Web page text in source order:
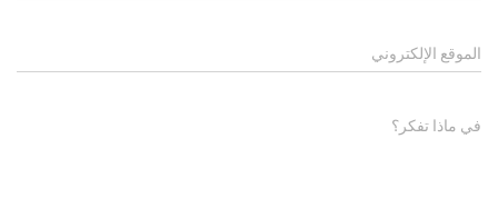
الموقع الإلكتروني
في ماذا تفكر؟